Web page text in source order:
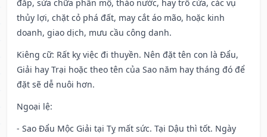
đắp, sửa chữa phần mộ, tháo nước, hay trổ cửa, các vụ
thủy lợi, chặt cỏ phá đất, may cắt áo mão, hoặc kinh
doanh, giao dịch, mưu cầu công danh.
Kiêng cữ: Rất kỵ việc đi thuyền. Nên đặt tên con là Đẩu,
Giải hay Trại hoặc theo tên của Sao năm hay tháng đó để
đặt sẽ dễ nuôi hơn.
Ngoại lệ:
- Sao Đẩu Mộc Giải tại Tỵ mất sức. Tại Dậu thì tốt. Ngày